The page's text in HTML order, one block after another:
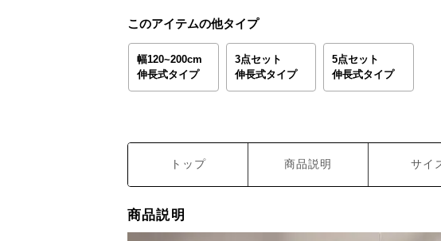
このアイテムの他タイプ
幅120~200cm
伸長式タイプ
3点セット
伸長式タイプ
5点セット
伸長式タイプ
トップ 商品説明 サイ
商品説明